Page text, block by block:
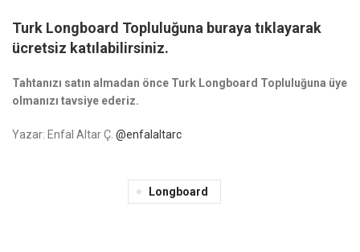
Turk Longboard Topluluğuna buraya tıklayarak
ücretsiz katılabilirsiniz.
Tahtanızı satın almadan önce Turk Longboard Topluluğuna üye
olmanızı tavsiye ederiz.
Yazar: Enfal Altar Ç. @enfalaltarc
Longboard